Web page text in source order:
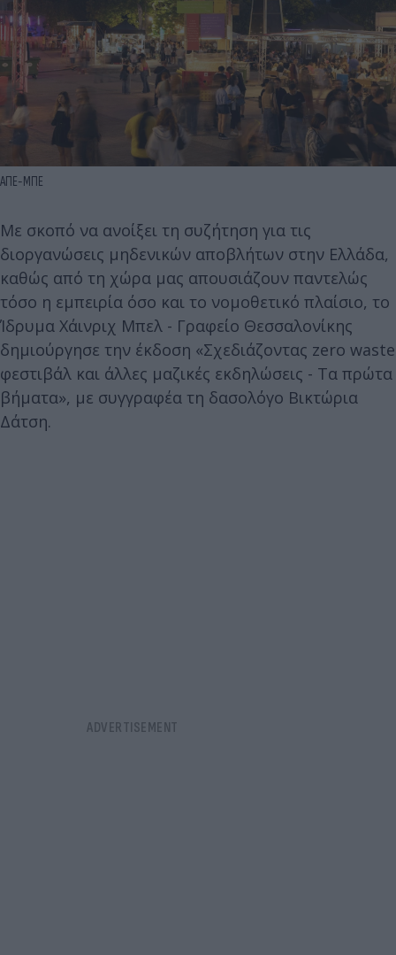
ΑΠΕ-ΜΠΕ
Με σκοπό να ανοίξει τη συζήτηση για τις
διοργανώσεις μηδενικών αποβλήτων στην Ελλάδα,
καθώς από τη χώρα μας απουσιάζουν παντελώς
τόσο η εμπειρία όσο και το νομοθετικό πλαίσιο, το
Ίδρυμα Χάινριχ Μπελ - Γραφείο Θεσσαλονίκης
δημιούργησε την έκδοση «Σχεδιάζοντας zero waste
φεστιβάλ και άλλες μαζικές εκδηλώσεις - Τα πρώτα
βήματα», με συγγραφέα τη δασολόγο Βικτώρια
Δάτση.